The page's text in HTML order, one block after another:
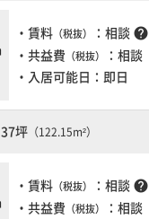
・賃料 （税抜） ：相談 help
・共益費 （税抜）
：相談
・入居可能日：即日
37坪 （122.15m²）
・賃料 （税抜） ：相談 help
・共益費 （税抜）
：相談